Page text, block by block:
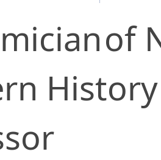
of